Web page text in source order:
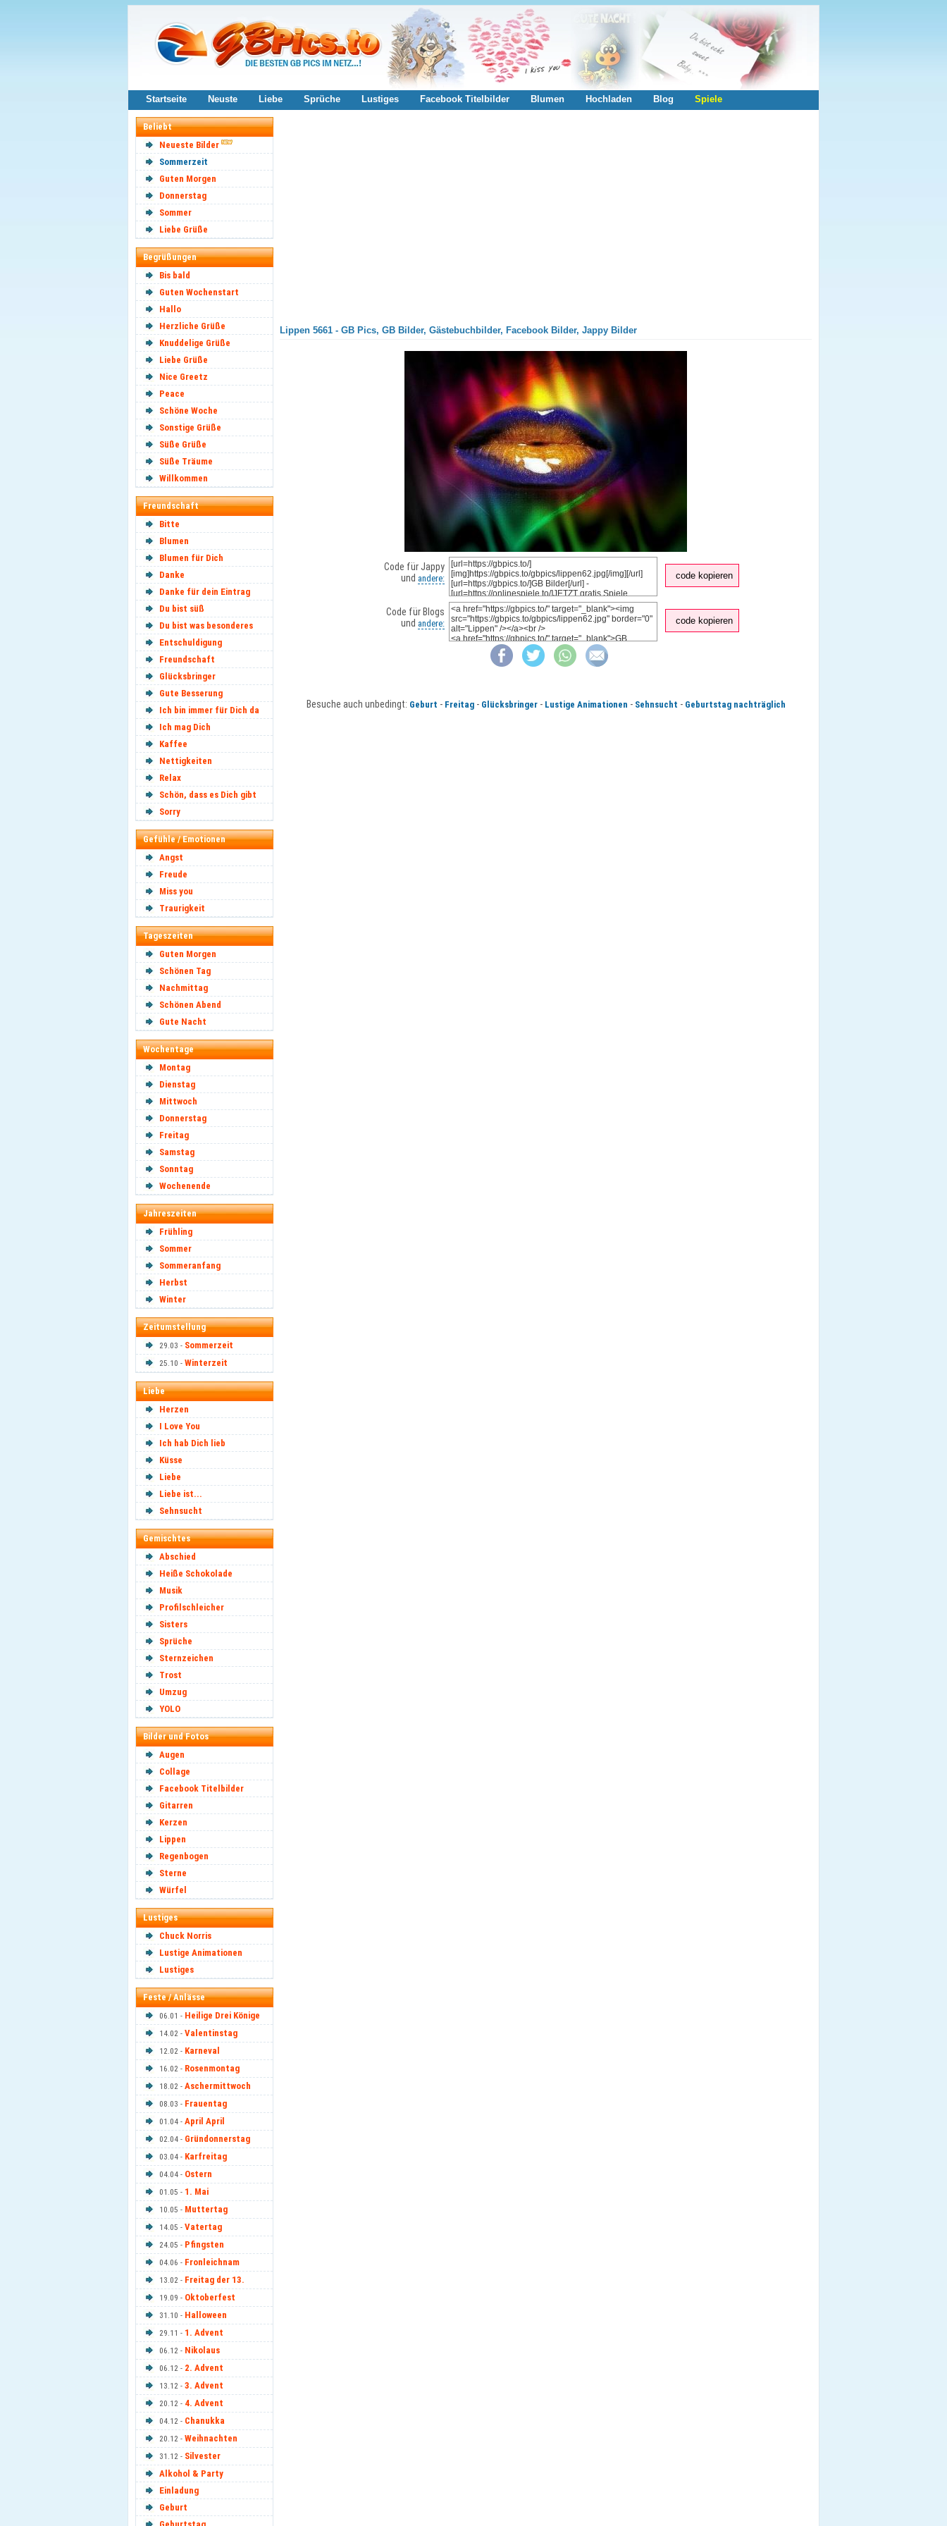
Startseite Neuste Liebe Sprüche Lustiges Facebook Titelbilder Blumen Hochladen Blog Spiele
Beliebt
Neueste Bilder
Sommerzeit
Guten Morgen
Donnerstag
Sommer
Liebe Grüße
Begrüßungen
Bis bald
Guten Wochenstart
Hallo
Herzliche Grüße
Knuddelige Grüße
Liebe Grüße
Nice Greetz
Peace
Schöne Woche
Sonstige Grüße
Süße Grüße
Süße Träume
Willkommen
Freundschaft
Bitte
Blumen
Blumen für Dich
Danke
Danke für dein Eintrag
Du bist süß
Du bist was besonderes
Entschuldigung
Freundschaft
Glücksbringer
Gute Besserung
Ich bin immer für Dich da
Ich mag Dich
Kaffee
Nettigkeiten
Relax
Schön, dass es Dich gibt
Sorry
Gefühle / Emotionen
Angst
Freude
Miss you
Traurigkeit
Tageszeiten
Guten Morgen
Schönen Tag
Nachmittag
Schönen Abend
Gute Nacht
Wochentage
Montag
Dienstag
Mittwoch
Donnerstag
Freitag
Samstag
Sonntag
Wochenende
Jahreszeiten
Frühling
Sommer
Sommeranfang
Herbst
Winter
Zeitumstellung
29.03 - Sommerzeit
25.10 - Winterzeit
Liebe
Herzen
I Love You
Ich hab Dich lieb
Küsse
Liebe
Liebe ist...
Sehnsucht
Gemischtes
Abschied
Heiße Schokolade
Musik
Profilschleicher
Sisters
Sprüche
Sternzeichen
Trost
Umzug
YOLO
Bilder und Fotos
Augen
Collage
Facebook Titelbilder
Gitarren
Kerzen
Lippen
Regenbogen
Sterne
Würfel
Lustiges
Chuck Norris
Lustige Animationen
Lustiges
Feste / Anlässe
06.01 - Heilige Drei Könige
14.02 - Valentinstag
12.02 - Karneval
16.02 - Rosenmontag
18.02 - Aschermittwoch
08.03 - Frauentag
01.04 - April April
02.04 - Gründonnerstag
03.04 - Karfreitag
04.04 - Ostern
01.05 - 1. Mai
10.05 - Muttertag
14.05 - Vatertag
24.05 - Pfingsten
04.06 - Fronleichnam
13.02 - Freitag der 13.
19.09 - Oktoberfest
31.10 - Halloween
29.11 - 1. Advent
06.12 - Nikolaus
06.12 - 2. Advent
13.12 - 3. Advent
20.12 - 4. Advent
04.12 - Chanukka
20.12 - Weihnachten
31.12 - Silvester
Alkohol & Party
Einladung
Geburt
Lippen 5661 - GB Pics, GB Bilder, Gästebuchbilder, Facebook Bilder, Jappy Bilder
Code für Jappy
und andere: code kopieren
Code für Blogs
und andere: code kopieren
Besuche auch unbedingt: Geburt - Freitag- Glücksbringer- Lustige Animationen - Sehnsucht - Geburtstag nachträglich